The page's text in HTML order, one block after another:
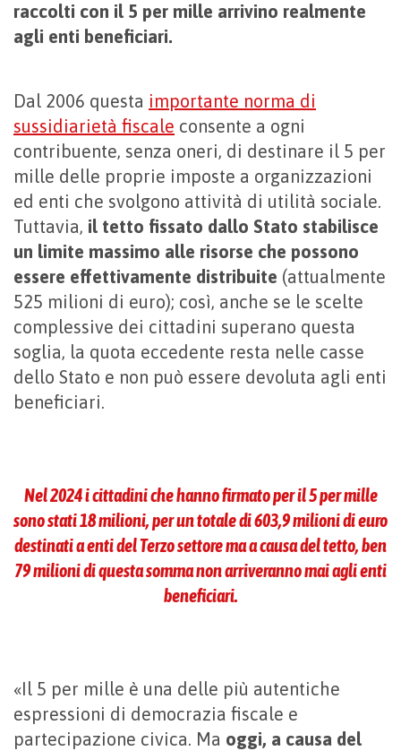
raccolti con il 5 per mille arrivino realmente
agli enti beneficiari.
Dal 2006 questa importante norma di
sussidiarietà fiscale consente a ogni
contribuente, senza oneri, di destinare il 5 per
mille delle proprie imposte a organizzazioni
ed enti che svolgono attività di utilità sociale.
Tuttavia, il tetto fissato dallo Stato stabilisce
un limite massimo alle risorse che possono
essere effettivamente distribuite (attualmente
525 milioni di euro); così, anche se le scelte
complessive dei cittadini superano questa
soglia, la quota eccedente resta nelle casse
dello Stato e non può essere devoluta agli enti
beneficiari.
Nel 2024 i cittadini che hanno firmato per il 5 per mille
sono stati 18 milioni, per un totale di 603,9 milioni di euro
destinati a enti del Terzo settore ma a causa del tetto, ben
79 milioni di questa somma non arriveranno mai agli enti
beneficiari.
«Il 5 per mille è una delle più autentiche
espressioni di democrazia fiscale e
partecipazione civica. Ma oggi, a causa del